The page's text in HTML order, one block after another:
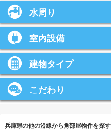
水周り
室内設備
建物タイプ
こだわり
兵庫県の他の沿線から角部屋物件を探す